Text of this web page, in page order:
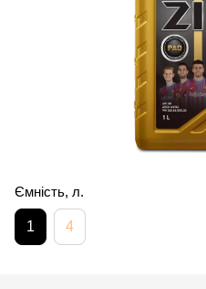
Ємність, л.
1 4